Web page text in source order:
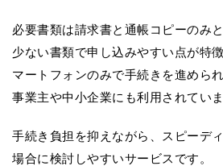
必要書類は請求書と通帳コピーのみ
少ない書類で申し込みやすい点が特
マートフォンのみで手続きを進めら
事業主や中小企業にも利用されていま
手続き負担を抑えながら、スピーデ
場合に検討しやすいサービスです。